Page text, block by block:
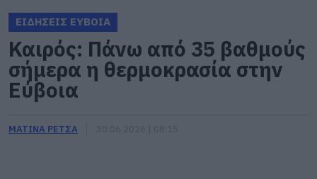
ΕΙΔΗΣΕΙΣ ΕΥΒΟΙΑ
Καιρός: Πάνω από 35 βαθμούς
σήμερα η θερμοκρασία στην
Εύβοια
ΜΑΤΙΝΑ ΡΕΤΣΑ